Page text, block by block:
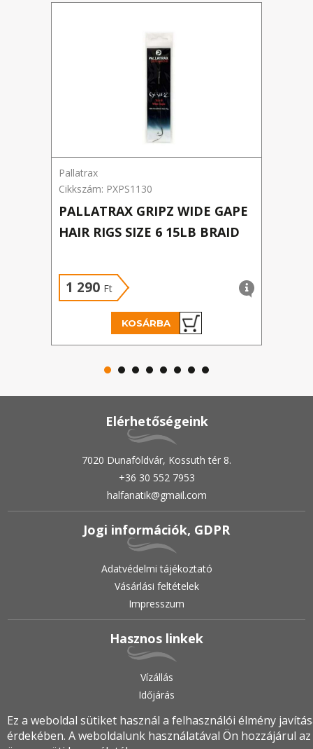
Pallatrax
Cikkszám: PXPS1130
PALLATRAX GRIPZ WIDE GAPE
HAIR RIGS SIZE 6 15LB BRAID
1 290 Ft
KOSÁRBA
Elérhetőségeink
7020 Dunaföldvár, Kossuth tér 8.
+36 30 552 7953
halfanatik@gmail.com
Jogi információk, GDPR
Adatvédelmi tájékoztató
Vásárlási feltételek
Impresszum
Hasznos linkek
Vízállás
Időjárás
2019.•© halfanatik.hu•Minden jog fenntartva!
Ez a weboldal sütiket használ a felhasználói élmény
érdekében. A weboldalunk használatával Ön hozzájárul az